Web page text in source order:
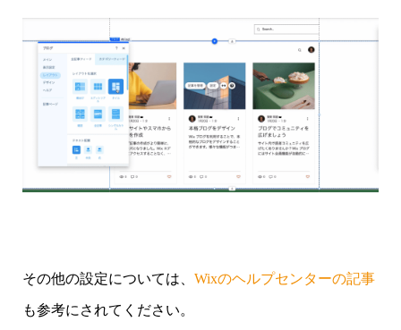
その他の設定については、 Wixのヘルプセンターの記事
も参考にされてください。